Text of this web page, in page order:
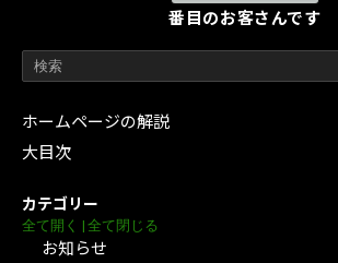
番目のお客さんです
ホームページの解説
大目次
カテゴリー
全て開く | 全て閉じる
お知らせ